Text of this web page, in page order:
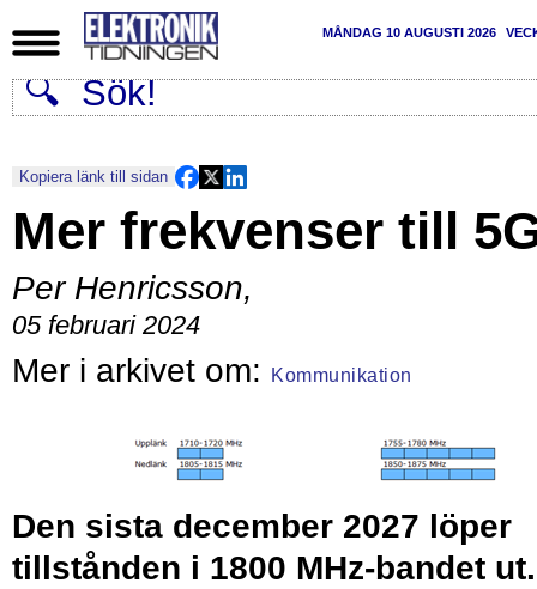
MÅNDAG 10 AUGUSTI 2026
Kopiera länk till sidan
Mer frekvenser till
Per Henricsson,
05 februari 2024
Kommunikation
Den sista december 2027 löper
tillstånden i 1800 MHz-bandet ut.